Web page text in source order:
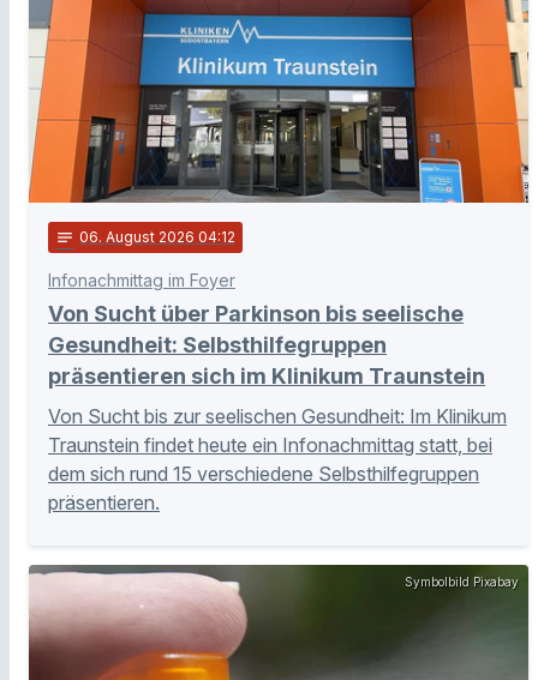
notes 06. August 2026 04:12
Infonachmittag im Foyer
Von Sucht über Parkinson bis seelische
Gesundheit: Selbsthilfegruppen
präsentieren sich im Klinikum Traunstein
Von Sucht bis zur seelischen Gesundheit: Im Klinikum
Traunstein findet heute ein Infonachmittag statt, bei
dem sich rund 15 verschiedene Selbsthilfegruppen
präsentieren.
Symbolbild Pixabay